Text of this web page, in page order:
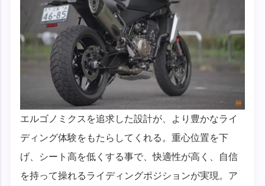
エルゴノミクスを追求した設計が、より豊かなライ
ディング体験をもたらしてくれる。重心位置を下
げ、シート高を低くする事で、快適性が高く、自信
を持って操れるライディングポジションが実現。ア